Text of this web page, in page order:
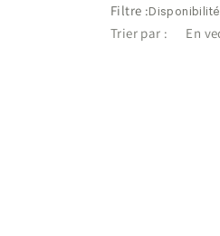
Filtre :Disponibilité
Trier par :